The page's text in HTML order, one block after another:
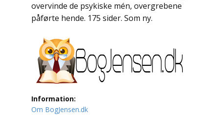
Landbrug / Skovbrug
Litteraturhistorie
Lokalhistorie / Topografi
Lufttrafik / Fly
Lystfiskeri
overvinde de psykiske mén, overgrebene
påførte hende. 175 sider. Som ny.
Information:
Om BogJensen.dk